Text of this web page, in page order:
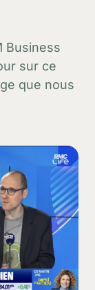
Business
sur ce
que nous